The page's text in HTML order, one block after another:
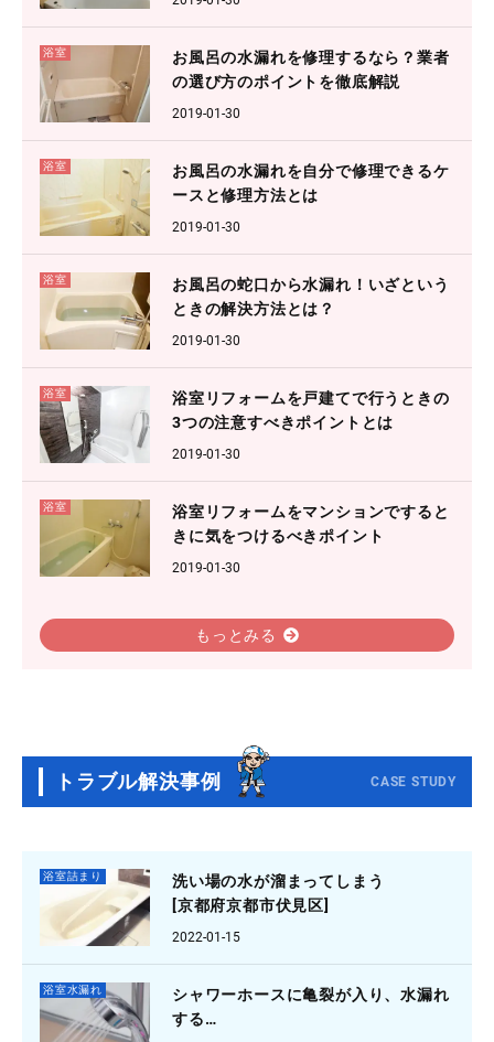
浴室
お風呂の水漏れを修理するなら？業者
の選び方のポイントを徹底解説
2019-01-30
浴室
お風呂の水漏れを自分で修理できるケ
ースと修理方法とは
2019-01-30
浴室
お風呂の蛇口から水漏れ！いざという
ときの解決方法とは？
2019-01-30
浴室
浴室リフォームを戸建てで行うときの
3つの注意すべきポイントとは
2019-01-30
浴室
浴室リフォームをマンションですると
きに気をつけるべきポイント
2019-01-30
もっとみる
トラブル解決事例 CASE STUDY
浴室詰まり
洗い場の水が溜まってしまう
[京都府京都市伏見区]
2022-01-15
浴室水漏れ
シャワーホースに亀裂が入り、水漏れ
する